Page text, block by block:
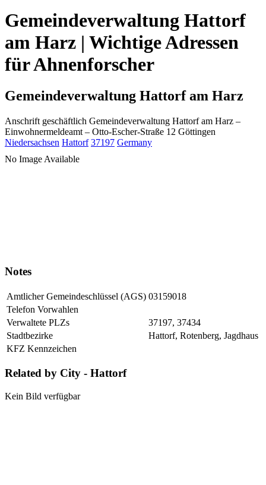
Gemeindeverwaltung Hattorf
am Harz | Wichtige Adressen
für Ahnenforscher
Gemeindeverwaltung Hattorf am Harz
Anschrift geschäftlich Gemeindeverwaltung Hattorf am Harz –
Einwohnermeldeamt – Otto-Escher-Straße 12 Göttingen
Niedersachsen Hattorf 37197 Germany
No Image Available
Notes
Amtlicher Gemeindeschlüssel (AGS) 03159018
Telefon Vorwahlen
Verwaltete PLZs
37197, 37434
Stadtbezirke
Hattorf, Rotenberg, Jagdhaus
KFZ Kennzeichen
Related by City - Hattorf
Kein Bild verfügbar